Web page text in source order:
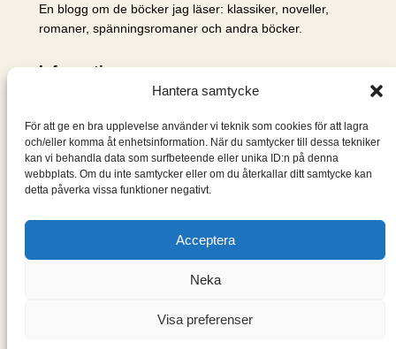
Hantera samtycke
För att ge en bra upplevelse använder vi teknik som cookies för att lagra
och/eller komma åt enhetsinformation. När du samtycker till dessa tekniker
kan vi behandla data som surfbeteende eller unika ID:n på denna
webbplats. Om du inte samtycker eller om du återkallar ditt samtycke kan
detta påverka vissa funktioner negativt.
Acceptera
Neka
Visa preferenser
En blogg om de böcker jag läser: klassiker, noveller,
romaner, spänningsromaner och andra böcker.
Information
Om mig & om bloggen
S
ö
k
WordPress